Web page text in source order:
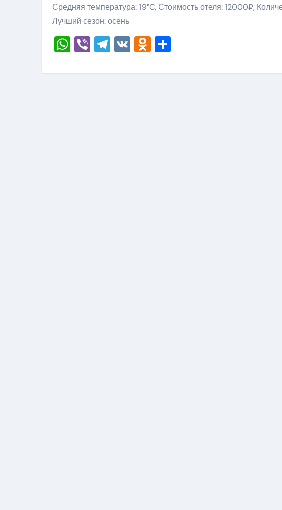
Средняя температура: 19°C, Стоимость отеля: 12000₽,
Лучший сезон: осень
WhatsApp
ViberTelegram
VKOdnoklassniki